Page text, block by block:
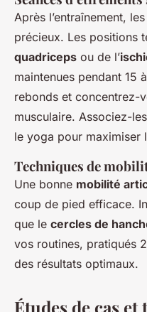
Après l’entraînement,
précieux. Les positions
quadriceps ou de l’
maintenues pendant 15
rebonds et concentrez-
musculaire. Associez-
le yoga pour maximiser
Techniques de
Une bonne mobilité
coup de pied efficace.
que le cercles de
vos routines, pratiqués
des résultats optimaux.
Études de cas et